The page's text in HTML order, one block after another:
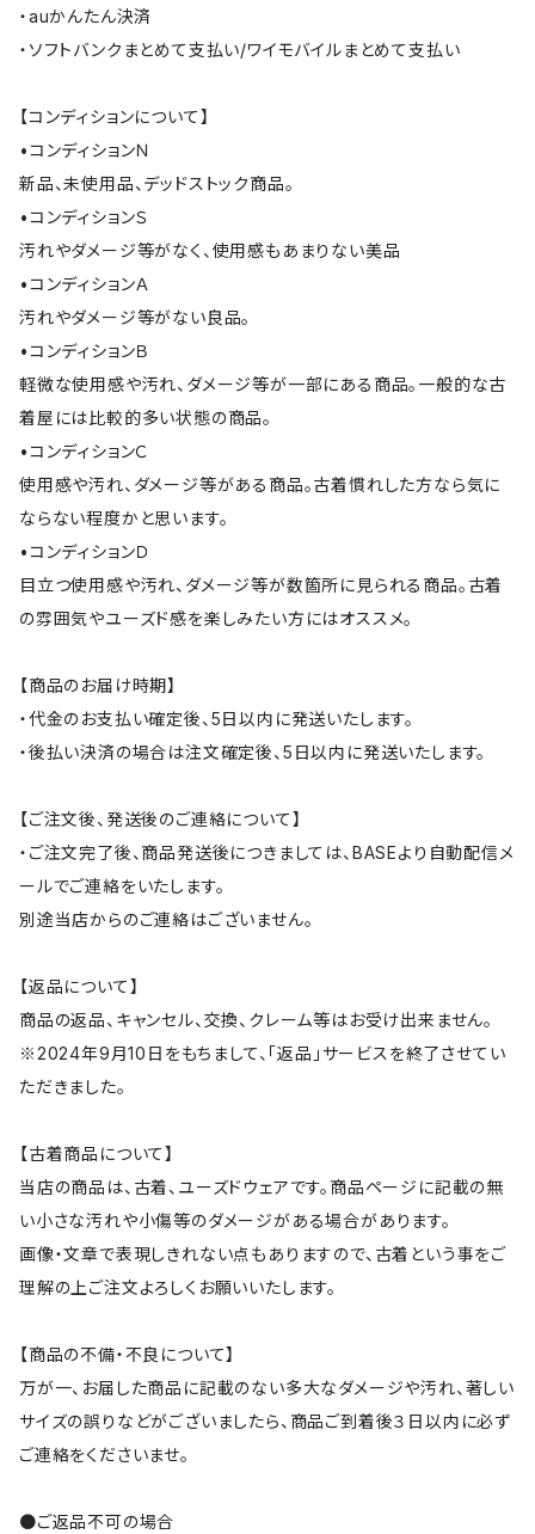
・auかんたん決済
・ソフトバンクまとめて支払い/ワイモバイルまとめて支払い
【コンディションについて】
•コンディションＮ
新品、未使用品、デッドストック商品。
•コンディションＳ
汚れやダメージ等がなく、使用感もあまりない美品
•コンディションＡ
汚れやダメージ等がない良品。
•コンディションＢ
軽微な使用感や汚れ、ダメージ等が一部にある商品。一般的な古
着屋には比較的多い状態の商品。
•コンディションＣ
使用感や汚れ、ダメージ等がある商品。古着慣れした方なら気に
ならない程度かと思います。
•コンディションＤ
目立つ使用感や汚れ、ダメージ等が数箇所に見られる商品。古着
の雰囲気やユーズド感を楽しみたい方にはオススメ。
【商品のお届け時期】
・代金のお支払い確定後、5日以内に発送いたします。
・後払い決済の場合は注文確定後、5日以内に発送いたします。
【ご注文後、発送後のご連絡について】
・ご注文完了後、商品発送後につきましては、BASEより自動配信メ
ールでご連絡をいたします。
別途当店からのご連絡はございません。
【返品について】
商品の返品、キャンセル、交換、クレーム等はお受け出来ません。
※2024年9月10日をもちまして、「返品」サービスを終了させてい
ただきました。
【古着商品について】
当店の商品は、古着、ユーズドウェアです。商品ページに記載の無
い小さな汚れや小傷等のダメージがある場合があります。
画像・文章で表現しきれない点もありますので、古着という事をご
理解の上ご注文よろしくお願いいたします。
【商品の不備・不良について】
万が一、お届した商品に記載のない多大なダメージや汚れ、著しい
サイズの誤りなどがございましたら、商品ご到着後３日以内に必ず
ご連絡をくださいませ。
●ご返品不可の場合